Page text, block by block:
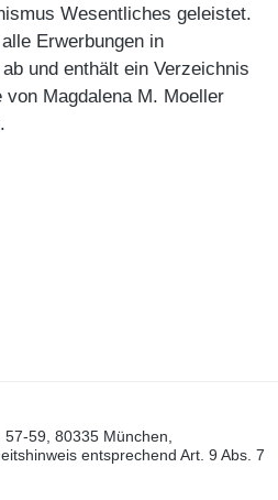
Wesentliches geleistet.
Erwerbungen in
und enthält ein Verzeichnis
Magdalena M. Moeller
59, 80335 München,
entsprechend Art. 9 Abs. 7